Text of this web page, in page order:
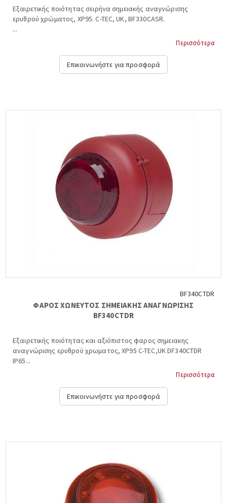
Εξαιρετικής ποιότητας σειρήνα σημειακής αναγνώρισης
ερυθρού χρώματος, ΧΡ95. C-TEC, UK, BF330CASR.
...
Περισσότερα
Επικοινωνήστε για προσφορά
BF340CTDR
ΦΑΡΟΣ ΧΩΝΕΥΤΟΣ ΣΗΜΕΙΑΚΗΣ ΑΝΑΓΝΩΡΙΣΗΣ
BF340CTDR
Εξαιρετικής ποιότητας και αξιόπιστος φαρος σημειακης
αναγνώρισης ερυθρού χρωματος, XP95 C-TEC,UK DF340CTDR
IP65...
Περισσότερα
Επικοινωνήστε για προσφορά